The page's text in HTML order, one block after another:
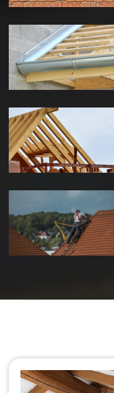
Pose de
Chéneau 39
Jura
Traitement de
charpente 39
Jura
Urgence fuite
de toiture 39
Jura